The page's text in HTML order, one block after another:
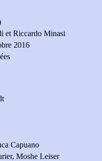
et Riccardo Minasi
2016
Capuano
Moshe Leiser